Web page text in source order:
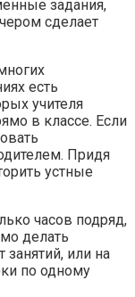
задания,
сделает
есть
учителя
в классе. Если
Придя
устные
часов подряд,
делать
или на
по одному